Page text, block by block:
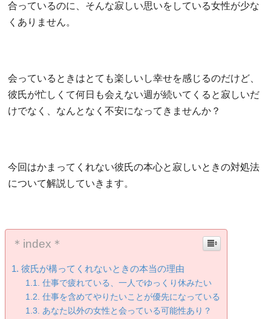
合っているのに、そんな寂しい思いをしている女性が少な
くありません。
会っているときはとても楽しいし幸せを感じるのだけど、
彼氏が忙しくて何日も会えない週が続いてくると寂しいだ
けでなく、なんとなく不安になってきませんか？
今回はかまってくれない彼氏の本心と寂しいときの対処法
について解説していきます。
＊index＊
彼氏が構ってくれないときの本当の理由
仕事で疲れている、一人でゆっくり休みたい
仕事を含めてやりたいことが優先になっている
あなた以外の女性と会っている可能性あり？